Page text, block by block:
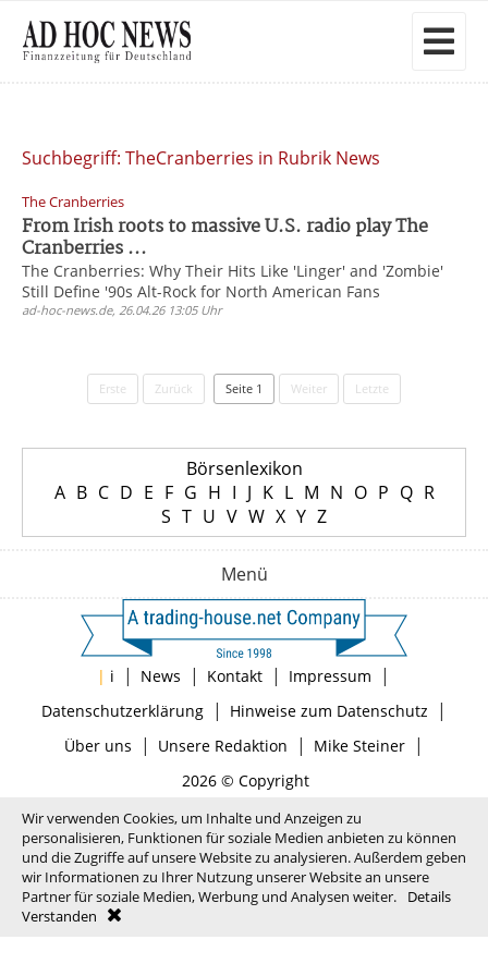
Suchbegriff: TheCranberries in Rubrik News
The Cranberries
From Irish roots to massive U.S. radio play The
Cranberries ...
The Cranberries: Why Their Hits Like 'Linger' and 'Zombie'
Still Define '90s Alt-Rock for North American Fans
ad-hoc-news.de, 26.04.26 13:05 Uhr
Erste Zurück Seite 1 Weiter Letzte
Börsenlexikon
A B C D E F G H I J K L M N O P Q R
S T U V W X Y Z
Menü
| i | News | Kontakt | Impressum |
Datenschutzerklärung| Hinweise zum Datenschutz |
Über uns | Unsere Redaktion | Mike Steiner|
2026 © Copyright
Wir verwenden Cookies, um Inhalte und Anzeigen zu
personalisieren, Funktionen für soziale Medien anbieten zu können
und die Zugriffe auf unsere Website zu analysieren. Außerdem geben
wir Informationen zu Ihrer Nutzung unserer Website an unsere
Partner für soziale Medien, Werbung und Analysen weiter.
Details
Verstanden